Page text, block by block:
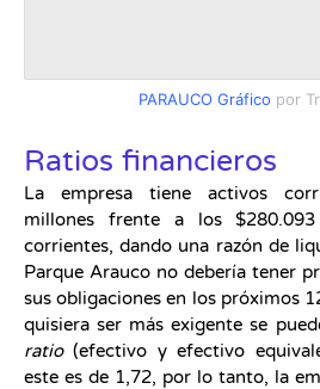
PARAUCO Gráfico por
Ratios financieros
La empresa tiene activos
millones frente a los
corrientes, dando una razón de
Parque Arauco no debería tener
sus obligaciones en los próximos
quisiera ser más exigente se
ratio(efectivo y efectivo
este es de 1,72, por lo tanto, la